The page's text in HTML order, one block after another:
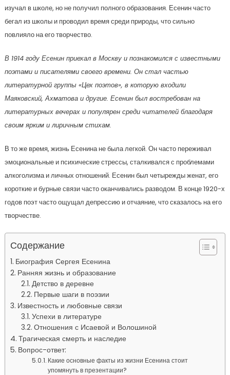
изучал в школе, но не получил полного образования. Есенин часто
бегал из школы и проводил время среди природы, что сильно
повлияло на его творчество.
В 1914 году Есенин приехал в Москву и познакомился с известными
поэтами и писателями своего времени. Он стал частью
литературной группы «Цех поэтов», в которую входили
Маяковский, Ахматова и другие. Есенин был востребован на
литературных вечерах и популярен среди читателей благодаря
своим ярким и лиричным стихам.
В то же время, жизнь Есенина не была легкой. Он часто переживал
эмоциональные и психические стрессы, сталкивался с проблемами
алкоголизма и личных отношений. Есенин был четырежды женат, его
короткие и бурные связи часто оканчивались разводом. В конце 1920-х
годов поэт часто ощущал депрессию и отчаяние, что сказалось на его
творчестве.
Содержание
Биография Сергея Есенина
Ранняя жизнь и образование
Детство в деревне
Первые шаги в поэзии
Известность и любовные связи
Успехи в литературе
Отношения с Исаевой и Волошиной
Трагическая смерть и наследие
Вопрос-ответ:
Какие основные факты из жизни Есенина стоит
упомянуть в презентации?